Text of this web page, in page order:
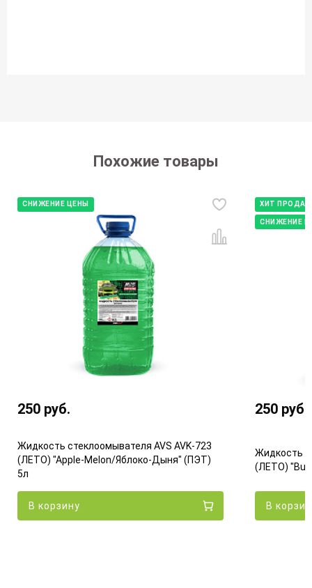
Похожие товары
СНИЖЕНИЕ ЦЕНЫ
250 руб.
Жидкость стеклоомывателя AVS AVK-723
(ЛЕТО) "Apple-Melon/Яблоко-Дыня" (ПЭТ)
5л
В корзину
ХИТ
СНИЖЕНИЕ
250 руб.
Жидкость
(ЛЕТО)
В